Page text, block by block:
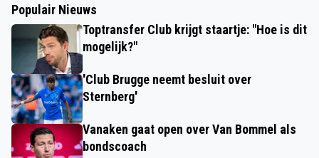
Populair Nieuws
Toptransfer Club krijgt staartje: "Hoe is dit
mogelijk?"
'Club Brugge neemt besluit over
Sternberg'
Vanaken gaat open over Van Bommel als
bondscoach